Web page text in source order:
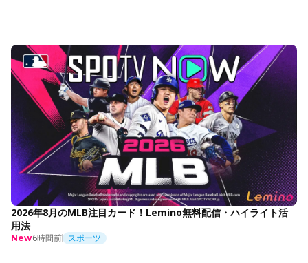
2026年8月のMLB注目カード！Lemino無料配信・ハイライト活
用法
New6時間前 スポーツ